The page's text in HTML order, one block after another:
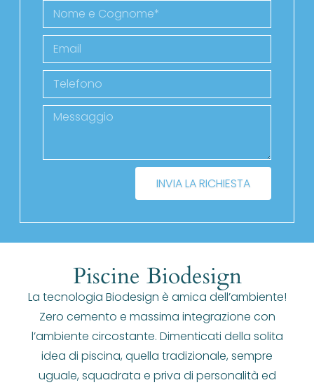
INVIA LA RICHIESTA
Piscine Biodesign
La tecnologia Biodesign è amica dell’ambiente!
Zero cemento e massima integrazione con
l’ambiente circostante. Dimenticati della solita
idea di piscina, quella tradizionale, sempre
uguale, squadrata e priva di personalità ed